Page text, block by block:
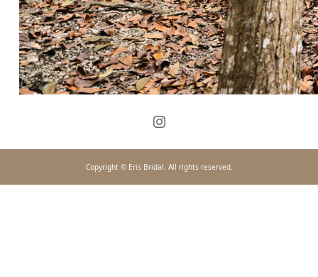
Copyright © Eris Bridal. All rights reserved.